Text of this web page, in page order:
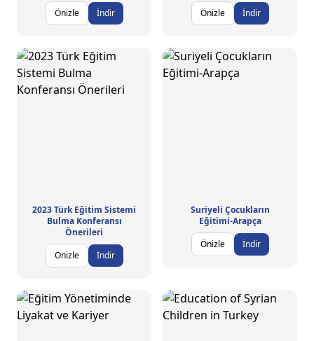
Önizle İndir Önizle İndir
2023 Türk Eğitim Sistemi
Bulma Konferansı
Önerileri
Önizle
İndir
Suriyeli Çocukların
Eğitimi-Arapça
Önizle
İndir